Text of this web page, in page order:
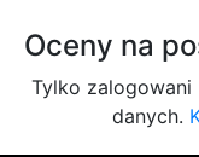
Oceny na
Tylko
danych.